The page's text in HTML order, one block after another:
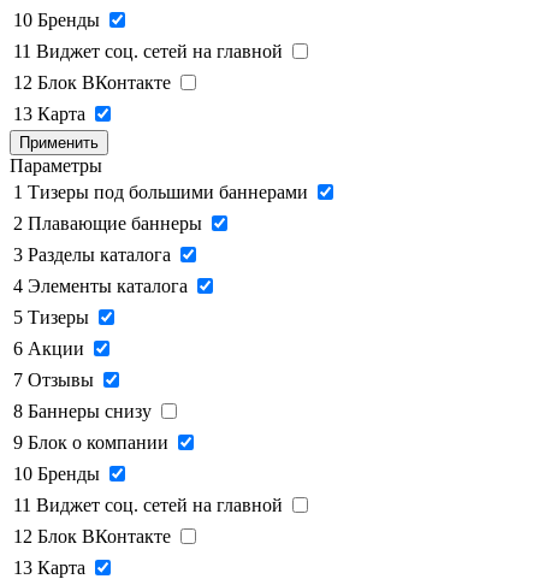
10 Бренды
11 Виджет соц. сетей на главной
12 Блок ВКонтакте
13 Карта
Применить
Параметры
1 Тизеры под большими баннерами
2 Плавающие баннеры
3 Разделы каталога
4 Элементы каталога
5 Тизеры
6 Акции
7 Отзывы
8 Баннеры снизу
9 Блок о компании
10 Бренды
11 Виджет соц. сетей на главной
12 Блок ВКонтакте
13 Карта